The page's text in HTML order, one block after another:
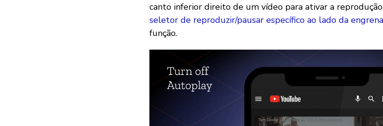
canto inferior direito de um vídeo para ativar a
seletor de reproduzir/pausar específico ao lado da
função.